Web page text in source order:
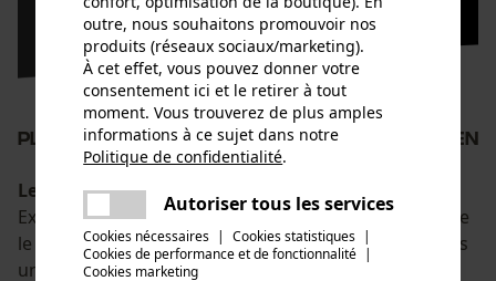
Plus léger, plus durable et sans entretien
Le guide SpeedCut&#8482; 325"
Extérieur acier et intérieur en aluminium pour réduire
le poids, réunis sur toute la surface, ils offrent en plus
une rigidité plus importante. Des matériaux et des
outre, nous souhaitons promouvoir nos
produits (réseaux sociaux/marketing).
À cet effet, vous pouvez donner votre
consentement ici et le retirer à tout
moment. Vous trouverez de plus amples
informations à ce sujet dans notre
Politique de confidentialité.
Autoriser tous les services
Cookies nécessaires | Cookies statistiques |
Cookies de performance et de fonctionnalité |
Cookies marketing
Une erreur s'est produite. Veuillez
essayer encore.
partager
partager
mail